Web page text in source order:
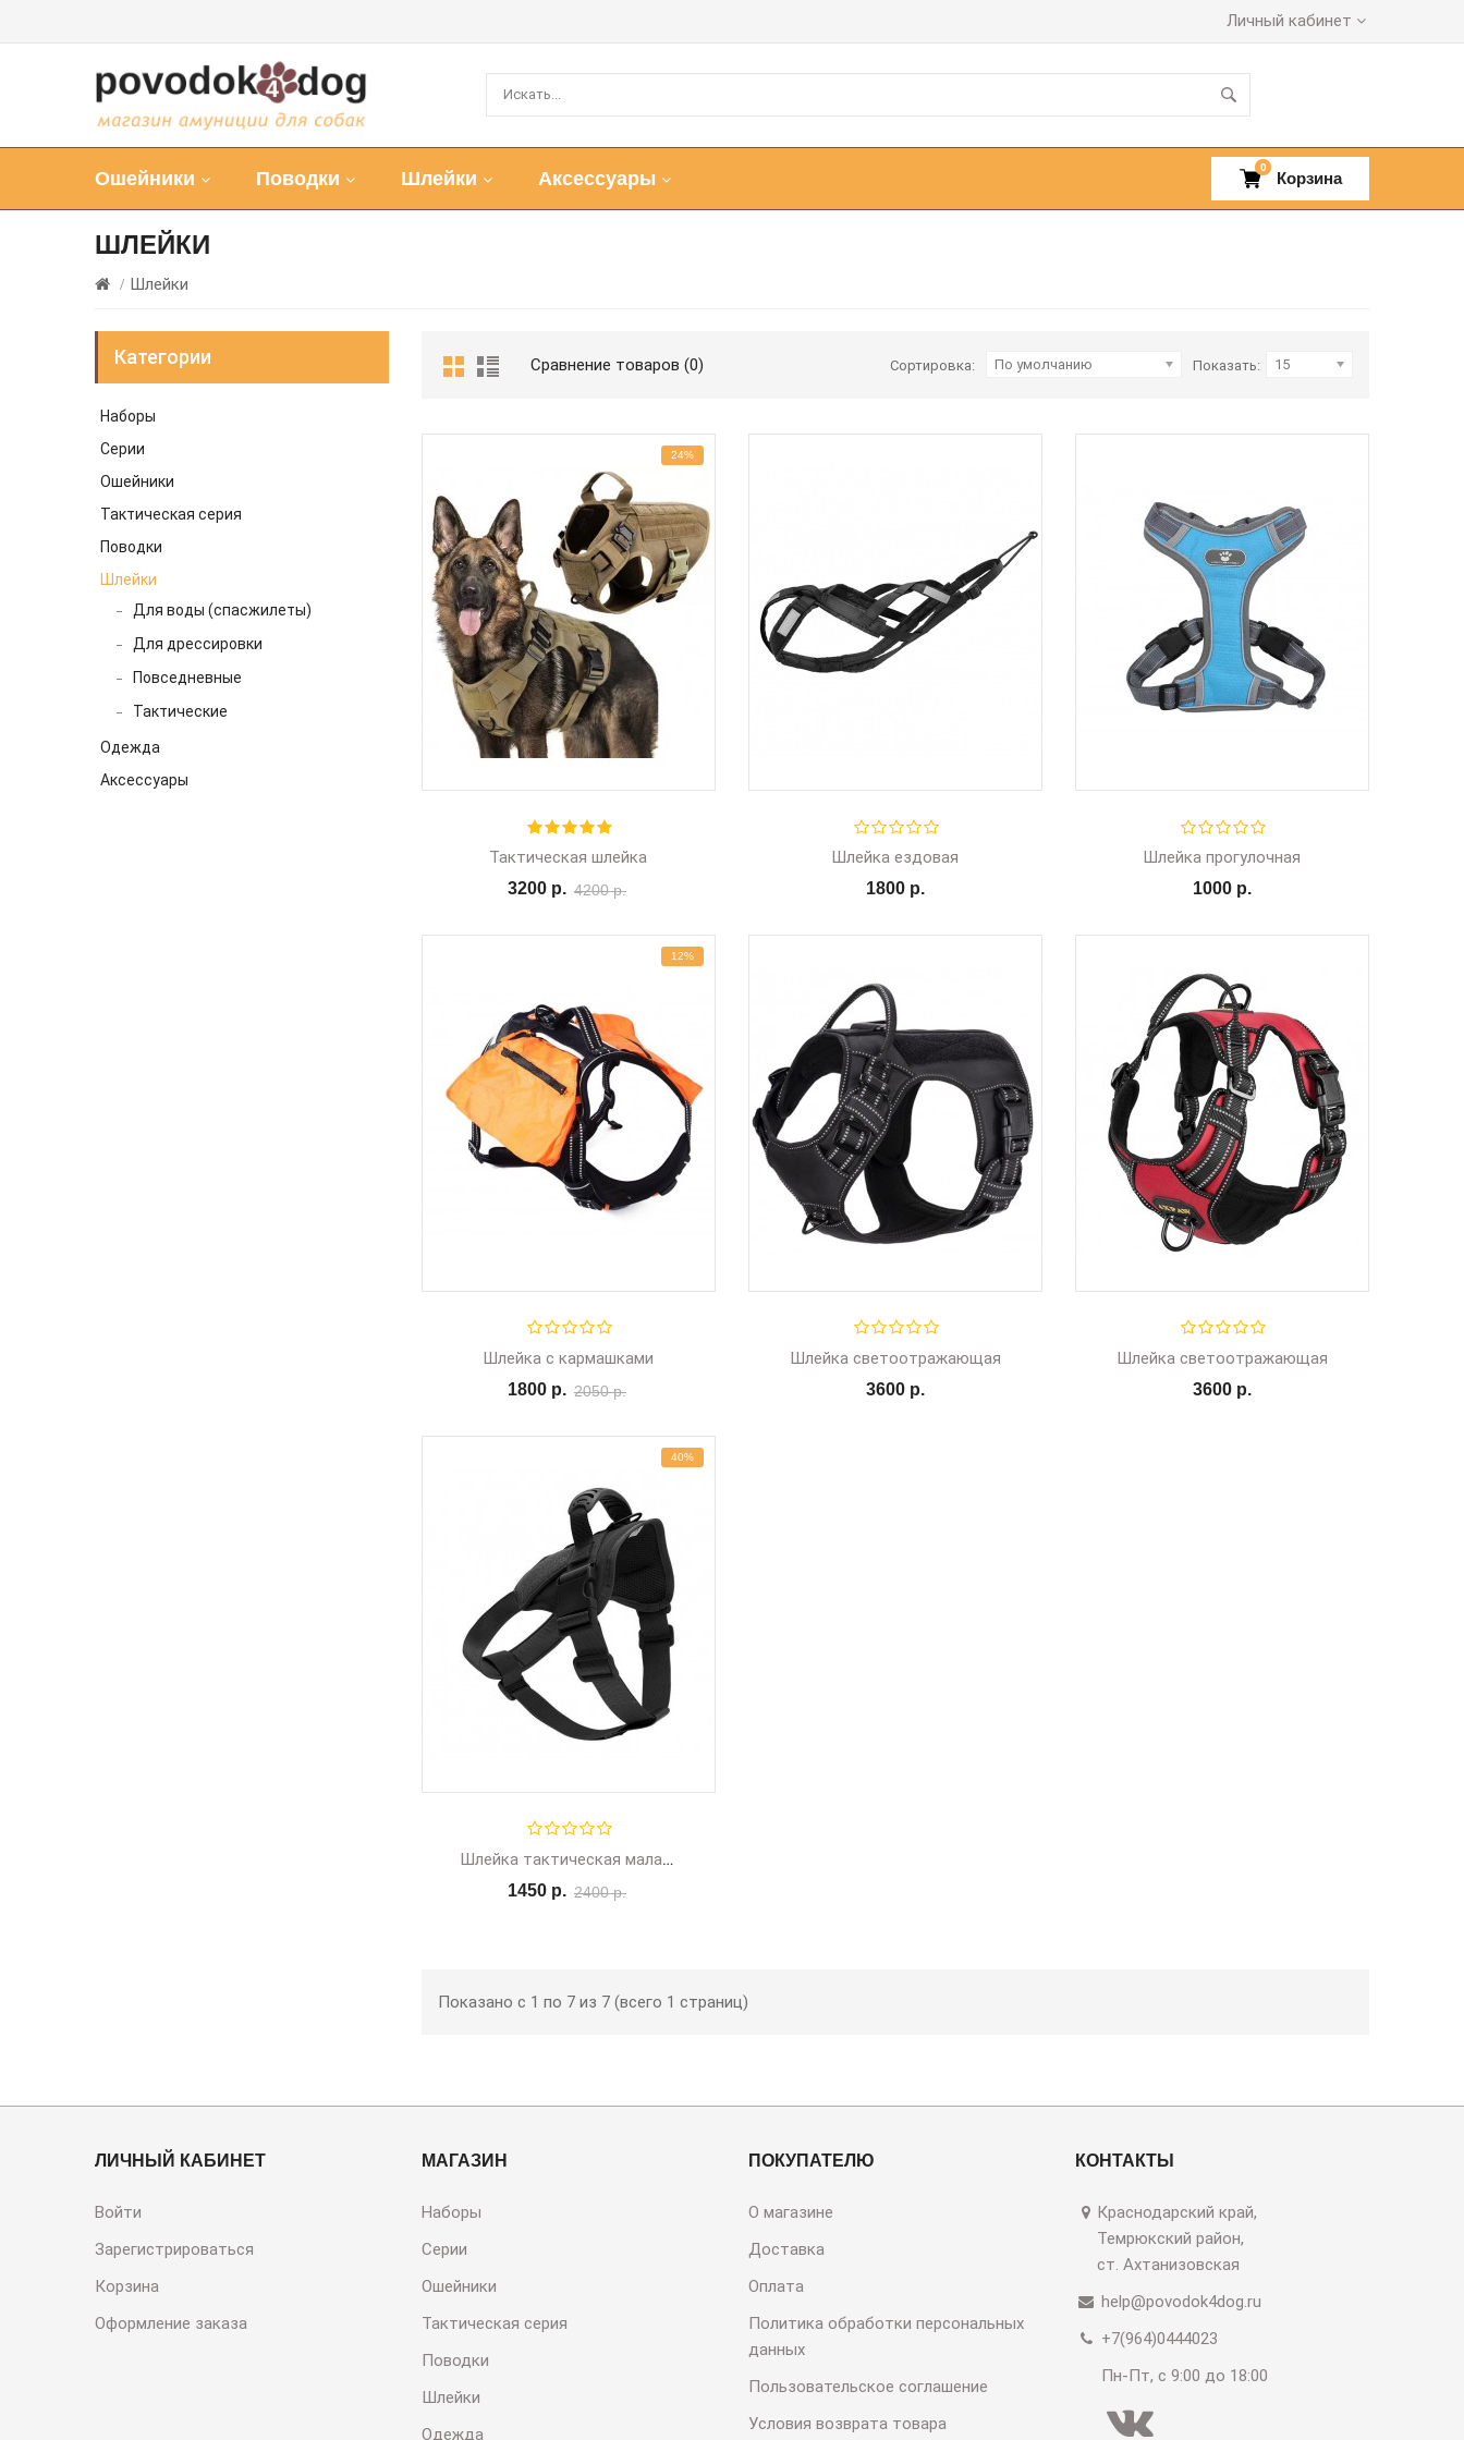
Личный кабинет
Ошейники Поводки Шлейки Аксессуары Корзина
0
ШЛЕЙКИ
Шлейки
Категории
Наборы
Серии
Ошейники
Тактическая серия
Поводки
Шлейки
Для воды (спасжилеты)
Для дрессировки
Повседневные
Тактические
Одежда
Аксессуары
Сравнение товаров (0) Сортировка: По умолчанию Показать: 15
24%
Тактическая шлейка
3200 р. 4200 р.
Шлейка ездовая
1800 р.
Шлейка прогулочная
1000 р.
12%
Шлейка с кармашками
1800 р. 2050 р.
Шлейка светоотражающая
3600 р.
Шлейка светоотражающая
3600 р.
40%
Шлейка тактическая малая с ручкой
1450 р. 2400 р.
Показано с 1 по 7 из 7 (всего 1 страниц)
ЛИЧНЫЙ КАБИНЕТ
Войти
Зарегистрироваться
Корзина
Оформление заказа
МАГАЗИН
Наборы
Серии
Ошейники
Тактическая серия
Поводки
Шлейки
Одежда
ПОКУПАТЕЛЮ
О магазине
Доставка
Оплата
Политика обработки персональных
данных
Пользовательское соглашение
Условия возврата товара
КОНТАКТЫ
Краснодарский край,
Темрюкский район,
ст. Ахтанизовская
help@povodok4dog.ru
+7(964)0444023
Пн-Пт, с 9:00 до 18:00